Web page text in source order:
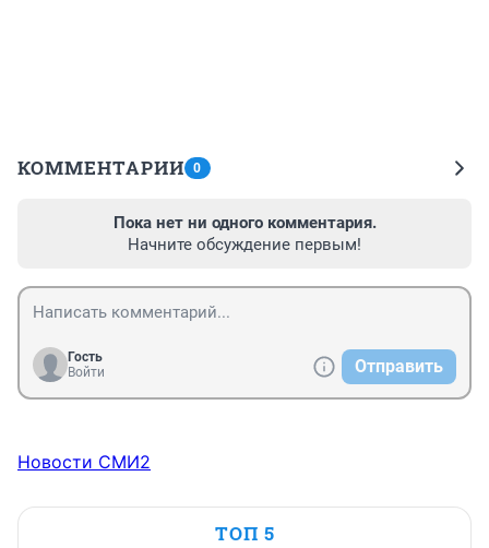
КОММЕНТАРИИ 0
Пока нет ни одного комментария.
Начните обсуждение первым!
Гость
Войти
Отправить
Новости СМИ2
ТОП 5